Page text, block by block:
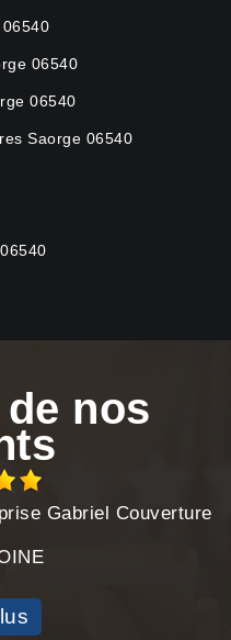
06540
06540
Saorge 06540
nos
Gabriel Couverture